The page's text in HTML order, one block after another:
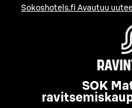
Sokoshotels.fi Avautuu
SOK